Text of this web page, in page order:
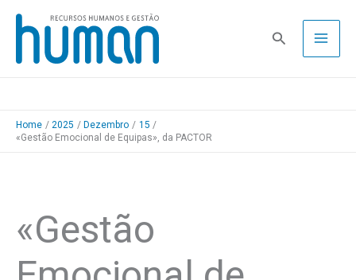
Skip
content
Pesquisa
Home 2025 Dezembro
15
«Gestão Emocional de Equipas», da PACTOR
«Gestão